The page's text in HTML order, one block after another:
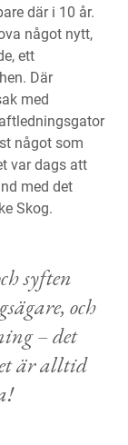
där i 10 år.
något nytt,
ett
Där
med
något som
var dags att
med det
Skog.
syften
och
– det
är alltid